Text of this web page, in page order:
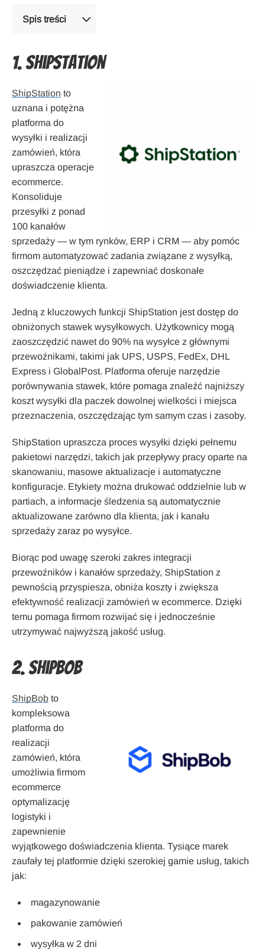
Spis treści
1. ShipStation
ShipStation to
uznana i potężna
platforma do
wysyłki i realizacji
zamówień, która
upraszcza operacje
ecommerce.
Konsoliduje
przesyłki z ponad
100 kanałów
sprzedaży — w tym rynków, ERP i CRM — aby pomóc
firmom automatyzować zadania związane z wysyłką,
oszczędzać pieniądze i zapewniać doskonałe
doświadczenie klienta.
Jedną z kluczowych funkcji ShipStation jest dostęp do
obniżonych stawek wysyłkowych. Użytkownicy mogą
zaoszczędzić nawet do 90% na wysyłce z głównymi
przewoźnikami, takimi jak UPS, USPS, FedEx, DHL
Express i GlobalPost. Platforma oferuje narzędzie
porównywania stawek, które pomaga znaleźć najniższy
koszt wysyłki dla paczek dowolnej wielkości i miejsca
przeznaczenia, oszczędzając tym samym czas i zasoby.
ShipStation upraszcza proces wysyłki dzięki pełnemu
pakietowi narzędzi, takich jak przepływy pracy oparte na
skanowaniu, masowe aktualizacje i automatyczne
konfiguracje. Etykiety można drukować oddzielnie lub w
partiach, a informacje śledzenia są automatycznie
aktualizowane zarówno dla klienta, jak i kanału
sprzedaży zaraz po wysyłce.
Biorąc pod uwagę szeroki zakres integracji
przewoźników i kanałów sprzedaży, ShipStation z
pewnością przyspiesza, obniża koszty i zwiększa
efektywność realizacji zamówień w ecommerce. Dzięki
temu pomaga firmom rozwijać się i jednocześnie
utrzymywać najwyższą jakość usług.
2. ShipBob
ShipBob to
kompleksowa
platforma do
realizacji
zamówień, która
umożliwia firmom
ecommerce
optymalizację
logistyki i
zapewnienie
wyjątkowego doświadczenia klienta. Tysiące marek
zaufały tej platformie dzięki szerokiej gamie usług, takich
jak:
magazynowanie
pakowanie zamówień
wysyłka w 2 dni